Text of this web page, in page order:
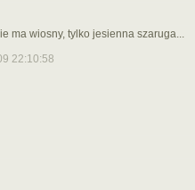
ma wiosny, tylko jesienna szaruga...
22:10:58